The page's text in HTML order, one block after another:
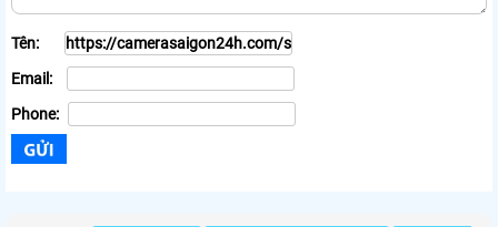
Tên:
Email:
Phone: